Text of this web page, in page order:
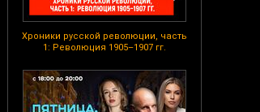
Хроники русской революции, часть
1: Революция 1905–1907 гг.